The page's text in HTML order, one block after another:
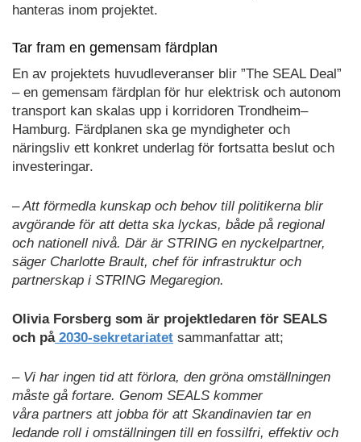
hanteras inom projektet.
Tar fram en gemensam färdplan
En av projektets huvudleveranser blir ”The SEAL Deal”
– en gemensam färdplan för hur elektrisk och autonom
transport kan skalas upp i korridoren Trondheim–
Hamburg. Färdplanen ska ge myndigheter och
näringsliv ett konkret underlag för fortsatta beslut och
investeringar.
– Att förmedla kunskap och behov till politikerna blir
avgörande för att detta ska lyckas, både på regional
och nationell nivå. Där är STRING en nyckelpartner,
säger Charlotte Brault, chef för infrastruktur och
partnerskap i STRING Megaregion.
Olivia Forsberg som är projektledaren för SEALS
och på2030-sekretariatet sammanfattar att;
– Vi har ingen tid att förlora, den gröna omställningen
måste gå fortare. Genom SEALS kommer
våra partners att jobba för att Skandinavien tar en
ledande roll i omställningen till en fossilfri, effektiv och